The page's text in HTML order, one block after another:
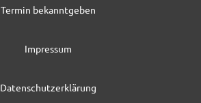
Termin bekanntgeben
Impressum
Datenschutzerklärung